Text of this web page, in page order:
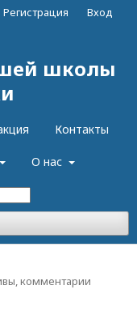
школы
Контакты
О нас
Регистрация Вход
комментарии